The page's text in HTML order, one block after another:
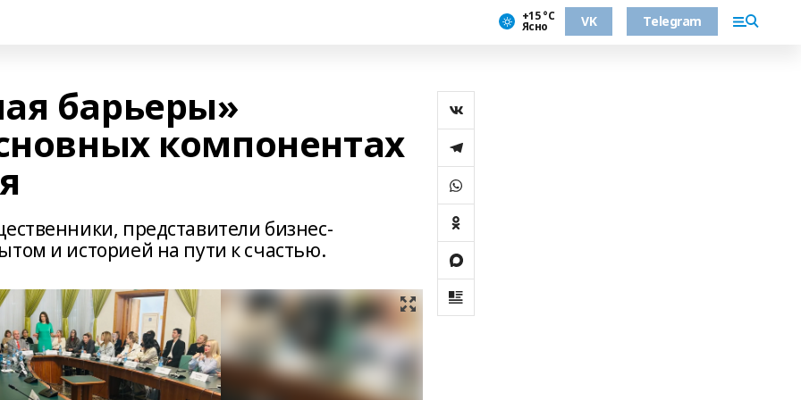
+15 °С
Ясно VK Telegram
барьеры»
компонентах
представители бизнес-
и историей на пути к счастью.